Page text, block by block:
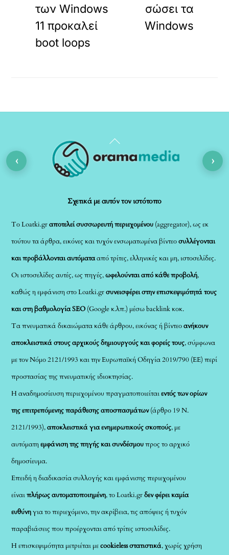
των Windows
11 προκαλεί
boot loops
σώσει τα
Windows
Back
To
Σχετικά με αυτόν τον ιστότοπο
Το Loatki.grαποτελεί συσσωρευτή περιεχομένου (aggregator), ως εκ
τούτου τα άρθρα, εικόνες και τυχόν ενσωματωμένα βίντεοσυλλέγονται
και προβάλλονται αυτόματααπό τρίτες, ελληνικές και μη, ιστοσελίδες.
Οι ιστοσελίδες αυτές, ως πηγές,ωφελούνται από κάθε προβολή,
καθώς η εμφάνιση στο Loatki.grσυνεισφέρει στην επισκεψιμότητά τους
και στη βαθμολογία SEO (Google κ.λπ.) μέσω backlink κοκ.
Τα πνευματικά δικαιώματα κάθε άρθρου, εικόνας ή βίντεοανήκουν
αποκλειστικά στους αρχικούς δημιουργούς και φορείς τους, σύμφωνα
με τον Νόμο 2121/1993 και την Ευρωπαϊκή Οδηγία 2019/790 (ΕΕ) περί
προστασίας της πνευματικής ιδιοκτησίας.
Η αναδημοσίευση περιεχομένου πραγματοποιείταιεντός των ορίων
της επιτρεπόμενης παράθεσης αποσπασμάτων(άρθρο 19 Ν.
2121/1993),αποκλειστικά για ενημερωτικούς σκοπούς, με
αυτόματηεμφάνιση της πηγής και συνδέσμουπρος το αρχικό
δημοσίευμα.
Επειδή η διαδικασία συλλογής και εμφάνισης περιεχομένου
είναιπλήρως αυτοματοποιημένη, το Loatki.grδεν φέρει καμία
ευθύνηγια το περιεχόμενο, την ακρίβεια, τις απόψεις ή τυχόν
παραβιάσεις που προέρχονται από τρίτες ιστοσελίδες.
Η επισκεψιμότητα μετριέται μεcookieless στατιστικά, χωρίς χρήση
‹ ›